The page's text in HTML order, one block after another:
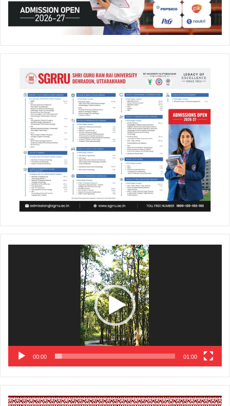
00:00 01:00
Video